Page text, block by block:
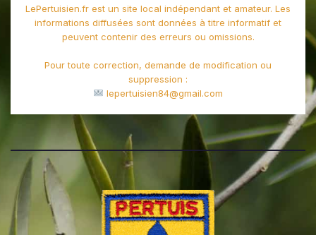
LePertuisien.fr est un site local indépendant et amateur. Les
informations diffusées sont données à titre informatif et
peuvent contenir des erreurs ou omissions.
Pour toute correction, demande de modification ou
suppression :
lepertuisien84@gmail.com